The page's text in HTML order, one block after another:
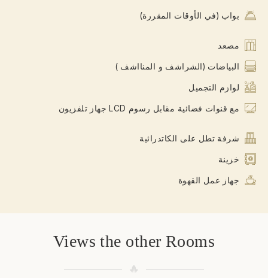
بواب (في الأوقات المقررة)
مصعد
البياضات (الشراشف و المنااشف )
لوازم التجميل
مع قنوات فضائية مقابل رسوم LCD جهاز تلفزيون
شرفة تطل على الكاتدرائية
خزينة
جهاز عمل القهوة
Views the other Rooms